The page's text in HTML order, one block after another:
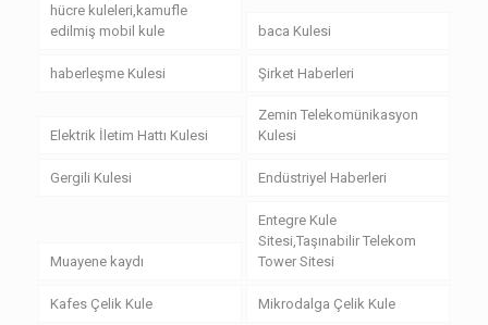
hücre kuleleri,kamufle
edilmiş mobil kule
baca Kulesi
haberleşme Kulesi Şirket Haberleri
Elektrik İletim Hattı Kulesi
Zemin Telekomünikasyon
Kulesi
Gergili Kulesi Endüstriyel Haberleri
Muayene kaydı
Entegre Kule
Sitesi,Taşınabilir Telekom
Tower Sitesi
Kafes Çelik Kule Mikrodalga Çelik Kule